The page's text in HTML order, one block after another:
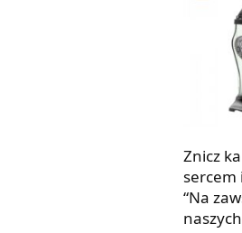
Znicz
sercem
“Na